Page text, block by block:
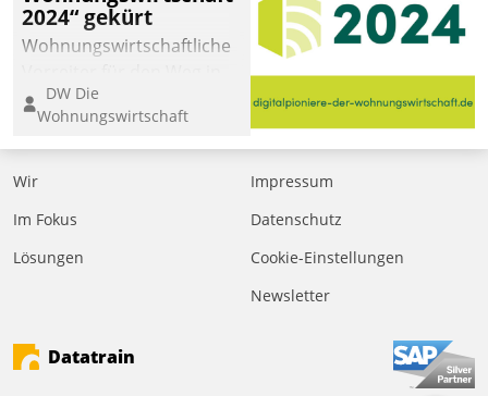
2024“ gekürt
Wohnungswirtschaftliche
eine digitale Zukunft zu
finden, ist das Ziel des
Awards „Digitalpioniere
der
Bewerben können sich
dafür ein Team
DW Die
Wohnungswirtschaft
Wir
Im Fokus
Lösungen
Impressum
Datenschutz
Cookie-Einstellungen
Newsletter
Datatrain